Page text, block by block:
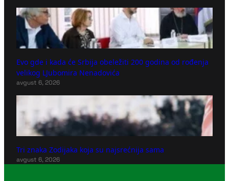
Evo gde i kada će Srbija obeležiti 200 godina od rođenja
velikog LJubomira Nenadovića
avgust 6, 2026
Tri znaka Zodijaka koja su najsrećnija sama
avgust 6, 2026